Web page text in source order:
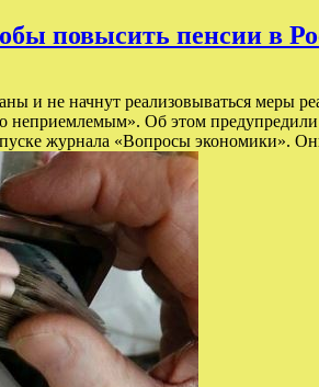
повысить пенсии в
и не начнут реализовываться меры
неприемлемым». Об этом
журнала «Вопросы экономики».